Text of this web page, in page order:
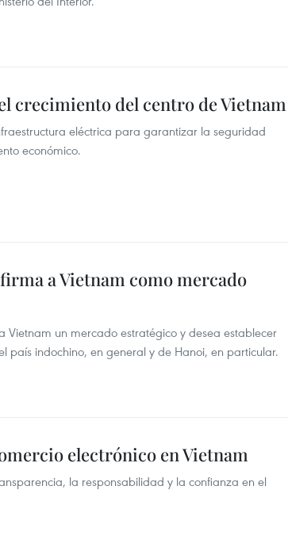
crecimiento del centro de Vietnam
eléctrica para garantizar la seguridad
económico.
a Vietnam como mercado
Vietnam un mercado estratégico y desea establecer
indochino, en general y de Hanoi, en particular.
electrónico en Vietnam
la responsabilidad y la confianza en el